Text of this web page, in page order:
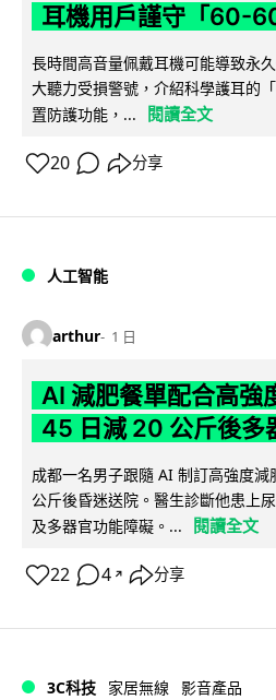
耳機用戶謹守「60-
長時間高音量佩戴耳機可能導致永
大聽力受損警號，介紹科學護耳的
置防護功能，...
閱讀全文
20 分享
人工智能
arthur 1 日
AI 減肥餐單配合高
45 日減 20 公斤後多
成都一名男子跟隨 AI 制訂高強度
公斤後昏迷送院。醫生診斷他患上
及多器官功能障礙。...
閱讀全文
22 4 ↗ 分享
3C科技 家居無線 影音產品